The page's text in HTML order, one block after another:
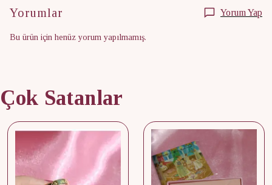
Yorumlar Yorum Yap
Bu ürün için henüz yorum yapılmamış.
Çok Satanlar